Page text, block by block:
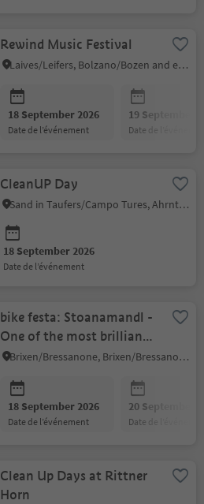
Rewind Music Festival
Laives/Leifers, Bolzano/Bozen and environs
18 September 2026
date de l’événement
19 September
date de
CleanUP Day
Sand in Taufers/Campo Tures, Ahrntal/Valle Aurina
18 September 2026
date de l’événement
bike festa: Stoanamandl -
One of the most brilliant
tours in Brixen
Brixen/Bressanone, Brixen/Bressanone and environs
18 September 2026
date de l’événement
20 September
date de
Clean Up Days at Rittner
Horn